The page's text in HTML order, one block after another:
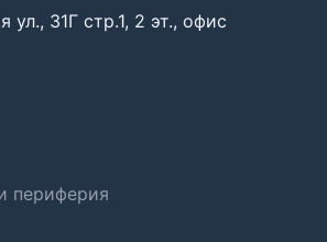
ул., 31Г стр.1, 2 эт., офис
периферия